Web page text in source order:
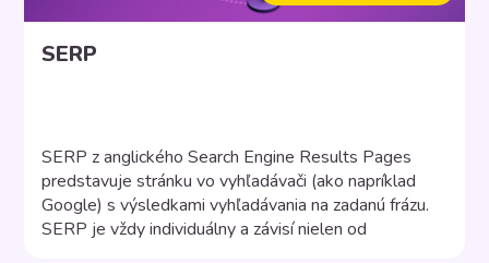
SERP
SERP z anglického Search Engine Results Pages
predstavuje stránku vo vyhľadávači (ako napríklad
Google) s výsledkami vyhľadávania na zadanú frázu.
SERP je vždy individuálny a závisí nielen od